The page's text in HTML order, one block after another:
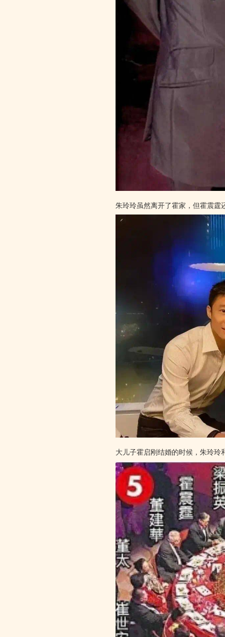
朱玲玲虽然离开了霍家，但霍震霆
大儿子霍启刚结婚的时候，朱玲玲